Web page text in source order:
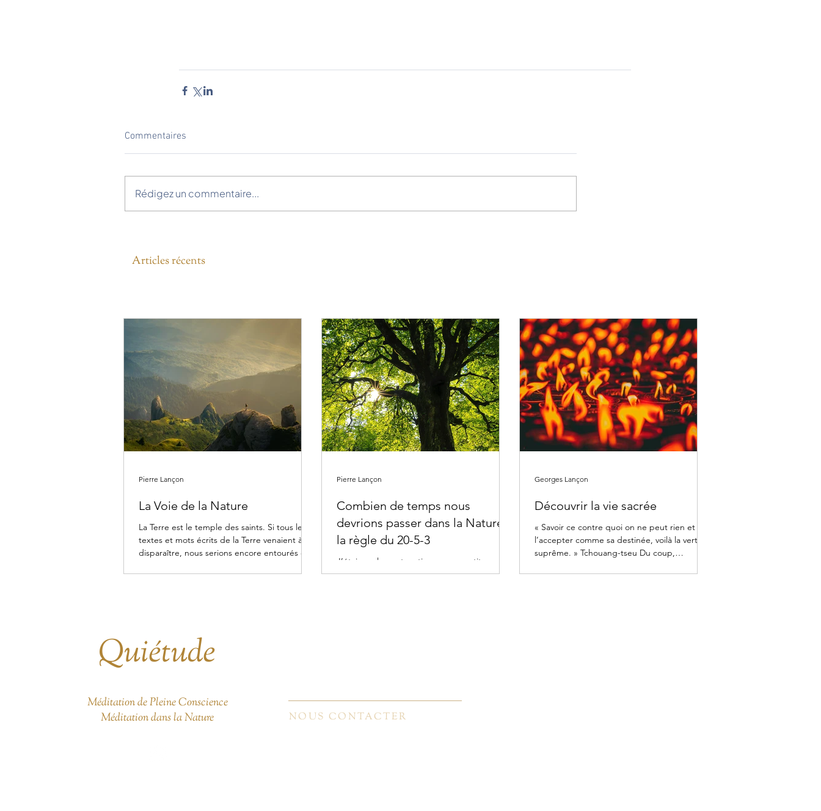
Commentaires
Rédigez un commentaire...
Articles récents
La Voie de la Nature
La Terre est le temple des saints. Si tous les
textes et mots écrits de la Terre venaient à
disparaître, nous serions encore entourés et...
Pierre Lançon
Combien de temps nous
devrions passer dans la Nature :
la règle du 20-5-3
J’étais seulement sorti pour une petite
balade et finalement je me décidais à rester
Pierre Lançon
Découvrir la vie sacrée
« Savoir ce contre quoi on ne peut rien et
l’accepter comme sa destinée, voilà la vertu
suprême. » Tchouang-tseu Du coup,
Georges Lançon
Quiétude
Méditation de Pleine Conscience
Méditation dans la Nature
NOUS CONTACTER